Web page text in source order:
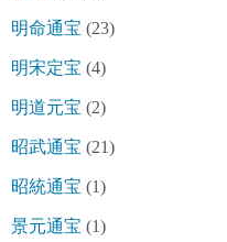
明命通宝 (23)
明宋定宝 (4)
明道元宝 (2)
昭武通宝 (21)
昭統通宝 (1)
景元通宝 (1)